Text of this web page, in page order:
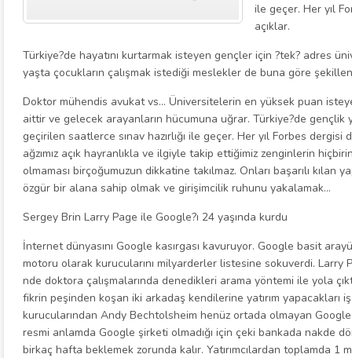
ile geçer. Her yıl
açıklar.
Türkiye?de hayatını kurtarmak isteyen gençler için ?tek? adres
yaşta çocukların çalışmak istediği meslekler de buna göre
Doktor mühendis avukat vs… Üniversitelerin en yüksek puan
aittir ve gelecek arayanların hücumuna uğrar. Türkiye?de gençlik
geçirilen saatlerce sınav hazırlığı ile geçer. Her yıl Forbes
ağzımız açık hayranlıkla ve ilgiyle takip ettiğimiz zenginlerin
olmaması birçoğumuzun dikkatine takılmaz. Onları başarılı
özgür bir alana sahip olmak ve girişimcilik ruhunu yakalamak…
Sergey Brin Larry Page ile Google?ı 24 yaşında kurdu
İnternet dünyasını Google kasırgası kavuruyor. Google basit
motoru olarak kurucularını milyarderler listesine sokuverdi. Larry
nde doktora çalışmalarında denedikleri arama yöntemi ile yola
fikrin peşinden koşan iki arkadaş kendilerine yatırım yapacakları
kurucularından Andy Bechtolsheim henüz ortada olmayan
resmi anlamda Google şirketi olmadığı için çeki bankada nakde
birkaç hafta beklemek zorunda kalır. Yatırımcılardan toplamda 1